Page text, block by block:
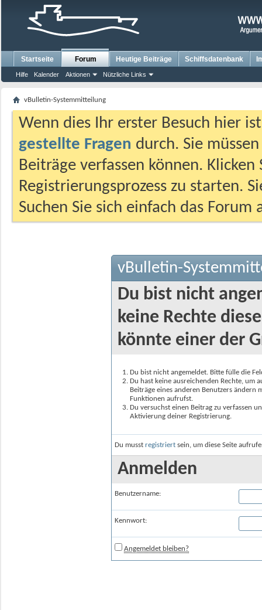
Startseite Forum
Hilfe Kalender Aktionen Nützliche Links
Heutige Beiträge Schiffsdatenbank
vBulletin-Systemmitteilung
Wenn dies Ihr erster Besuch hier
gestellte Fragen durch. Sie
Beiträge verfassen können.
Registrierungsprozess zu starten.
Suchen Sie sich einfach das
vBulletin-
Du bist nicht
keine Rechte
könnte einer der
Du bist nicht angemeldet. Bitte fülle die
Du hast keine ausreichenden Rechte, um
Beiträge eines anderen Benutzers
Funktionen aufrufst.
Du versuchst einen Beitrag zu verfassen
Aktivierung deiner Registrierung.
Du musst registriert sein, um diese Seite
Anmelden
Benutzername:
Kennwort:
Angemeldet bleiben?